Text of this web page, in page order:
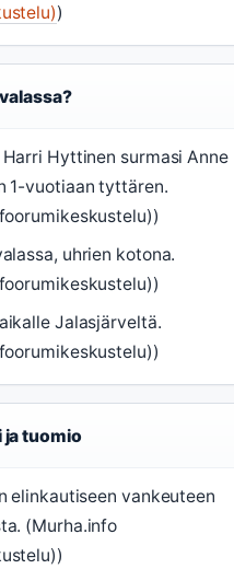
)
Hyttinen surmasi Anne
1-vuotiaan tyttären.
uhrien kotona.
Jalasjärveltä.
ja tuomio
elinkautiseen vankeuteen
(Murha.info